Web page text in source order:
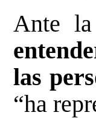
Ante
las
“ha